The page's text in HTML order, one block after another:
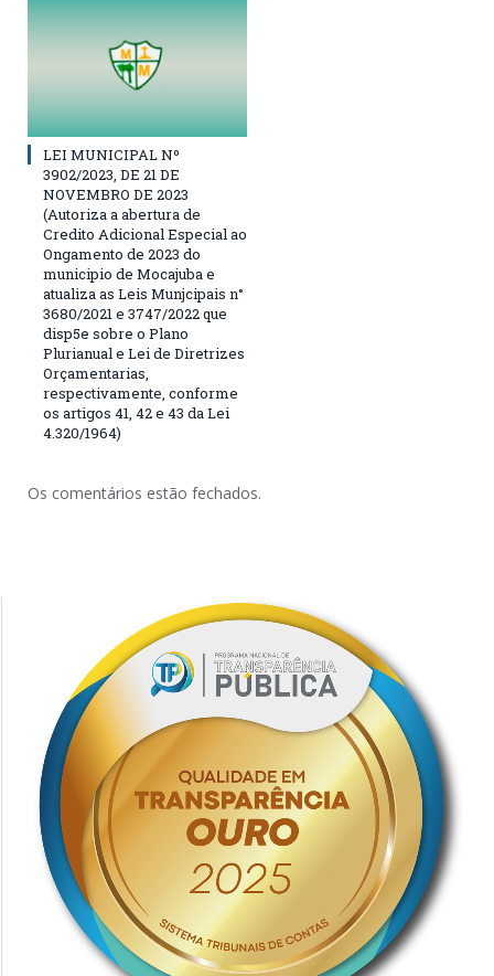
LEI MUNICIPAL Nº
3902/2023, DE 21 DE
NOVEMBRO DE 2023
(Autoriza a abertura de
Credito Adicional Especial ao
Ongamento de 2023 do
municipio de Mocajuba e
atualiza as Leis Munjcipais n°
3680/2021 e 3747/2022 que
disp5e sobre o Plano
Plurianual e Lei de Diretrizes
Orçamentarias,
respectivamente, conforme
os artigos 41, 42 e 43 da Lei
4.320/1964)
Os comentários estão fechados.